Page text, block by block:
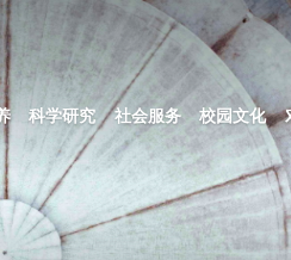
科学研究 社会服务 校园文化